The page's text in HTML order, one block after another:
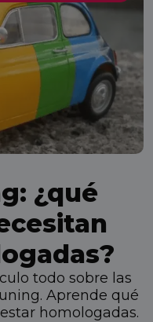
¿qué
todo sobre las
Aprende qué
homologadas.